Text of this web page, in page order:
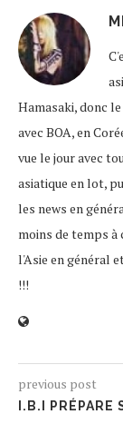
Hamasaki, donc
avec BOA, en
vue le jour avec
asiatique en lot,
les news en
moins de temps à
l'Asie en général
!!!
previous post
I.B.I PRÉPARE